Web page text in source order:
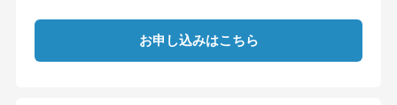
お申し込みはこちら